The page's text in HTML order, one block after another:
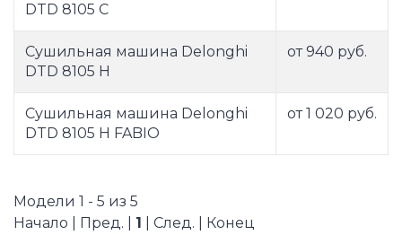
DTD 8105 C
Сушильная машина Delonghi
DTD 8105 Н
от 940 руб.
Сушильная машина Delonghi
DTD 8105 Н FABIO
от 1 020 руб.
Модели 1 - 5 из 5
Начало | Пред. | 1 | След. | Конец